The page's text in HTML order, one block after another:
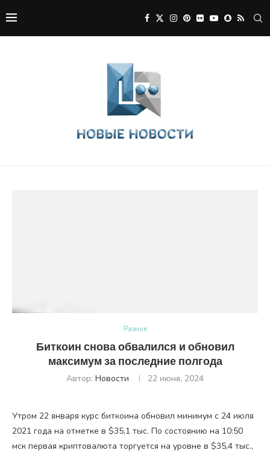
Разное
Биткоин снова обвалился и обновил
максимум за последние полгода
Автор: Новости 22 июня, 2024
Утром 22 января курс биткоина обновил минимум с 24 июля
2021 года на отметке в $35,1 тыс. По состоянию на 10:50
мск первая криптовалюта торгуется на уровне в $35,4 тыс.,